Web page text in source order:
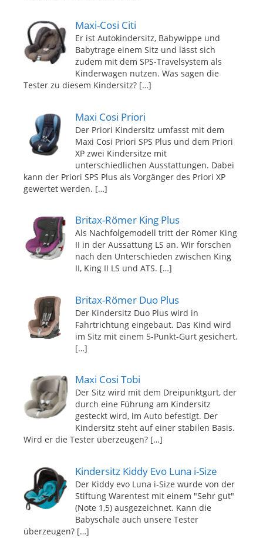
Maxi-Cosi Citi
Er ist Autokindersitz, Babywippe und
Babytrage einem Sitz und lässt sich
zudem mit dem SPS-Travelsystem als
Kinderwagen nutzen. Was sagen die
Tester zu diesem Kindersitz? […]
Maxi Cosi Priori
Der Priori Kindersitz umfasst mit dem
Maxi Cosi Priori SPS Plus und dem Priori
XP zwei Kindersitze mit
unterschiedlichen Ausstattungen. Dabei
kann der Priori SPS Plus als Vorgänger des Priori XP
gewertet werden. […]
Britax-Römer King Plus
Als Nachfolgemodell tritt der Römer King
II in der Aussattung LS an. Wir forschen
nach den Unterschieden zwischen King
II, King II LS und ATS. […]
Britax-Römer Duo Plus
Der Kindersitz Duo Plus wird in
Fahrtrichtung eingebaut. Das Kind wird
im Sitz mit einem 5-Punkt-Gurt gesichert.
[…]
Maxi Cosi Tobi
Der Sitz wird mit dem Dreipunktgurt, der
durch eine Führung am Kindersitz
gesteckt wird, im Auto befestigt. Der
Kindersitz steht auf einer stabilen Basis.
Wird er die Tester überzeugen? […]
Kindersitz Kiddy Evo Luna i-Size
Der Kiddy evo Luna i-Size wurde von der
Stiftung Warentest mit einem "Sehr gut"
(Note 1,5) ausgezeichnet. Kann die
Babyschale auch unsere Tester
überzeugen? […]